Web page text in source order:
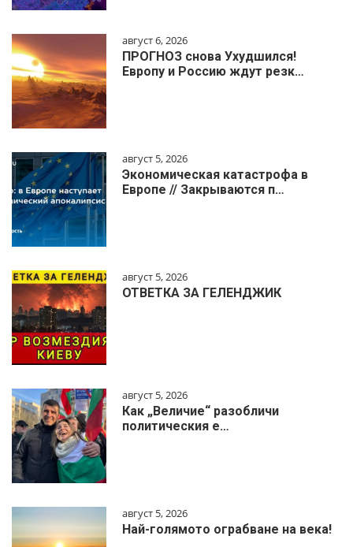
август 6, 2026
ПРОГНОЗ снова Ухудшился!
Европу и Россию ждут резк…
август 5, 2026
Экономическая катастрофа в
Европе // Закрываются п…
август 5, 2026
ОТВЕТКА ЗА ГЕЛЕНДЖИК
август 5, 2026
Как „Величие“ разобличи
политическия е…
август 5, 2026
Най-голямото ограбване на века!